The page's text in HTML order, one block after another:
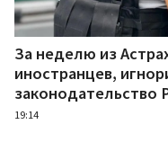
За неделю из
иностранцев,
законодательство
19:14